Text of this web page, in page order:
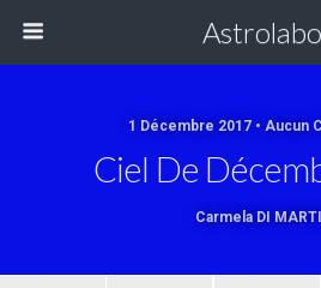
1 Décembre 2017 • Aucun
Ciel De
Carmela DI